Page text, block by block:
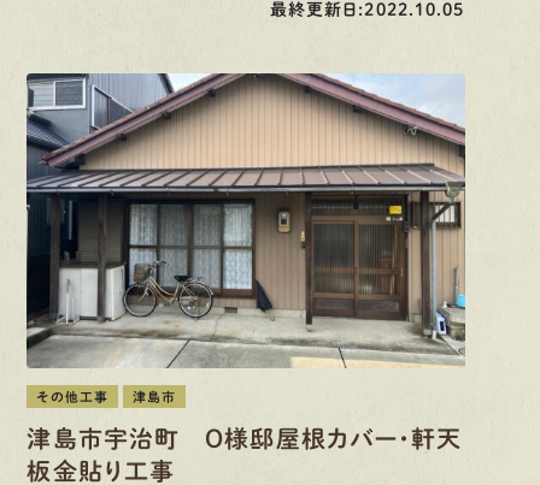
最終更新日:2022.10.05
その他工事 津島市
津島市宇治町 O様邸屋根カバー・軒天
板金貼り工事